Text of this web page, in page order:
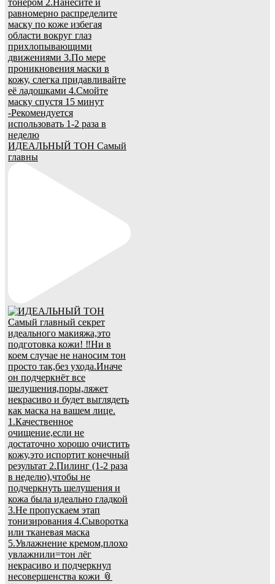
ИДЕАЛЬНЫЙ ТОН Самый
главны